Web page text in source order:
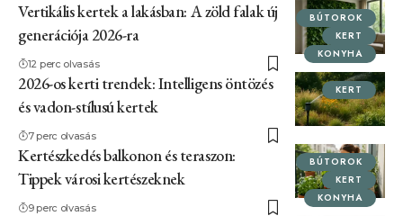
BÚTOROK
KERT
KONYHA
Vertikális kertek a lakásban: A zöld falak új
generációja 2026-ra
12 perc olvasás
KERT
2026-os kerti trendek: Intelligens öntözés
és vadon-stílusú kertek
7 perc olvasás
BÚTOROK
KERT
KONYHA
Kertészkedés balkonon és teraszon:
Tippek városi kertészeknek
9 perc olvasás